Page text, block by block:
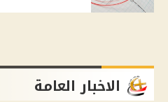
الاخبار العامة